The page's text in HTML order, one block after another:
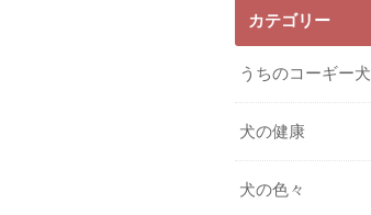
カテゴリー
うちのコーギー犬
犬の健康
犬の色々